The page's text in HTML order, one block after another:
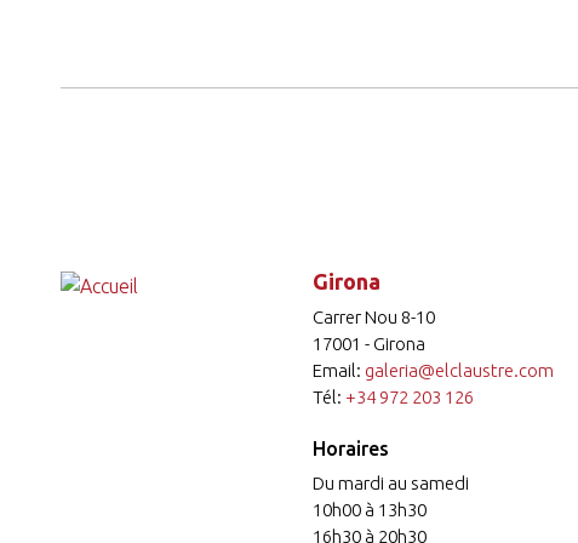
Girona
Carrer Nou 8-10
17001 - Girona
Email: galeria@elclaustre.com
Tél: +34 972 203 126
Horaires
Du mardi au samedi
10h00 à 13h30
16h30 à 20h30